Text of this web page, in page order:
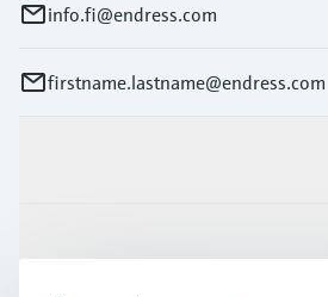
info.fi@endress.com
firstname.lastname@endress.com